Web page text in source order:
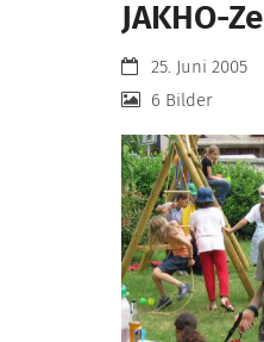
JAKHO-
Datum:25. Juni 2005
6 Bilder